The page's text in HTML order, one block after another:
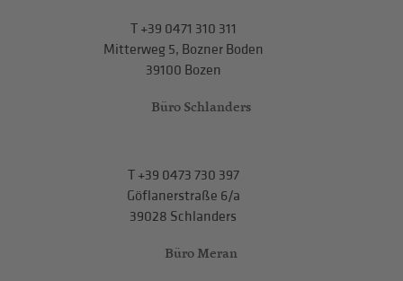
T+39 0471 310 311
Mitterweg 5, Bozner Boden
39100 Bozen
Büro Schlanders
T+39 0473 730 397
Göflanerstraße 6/a
39028 Schlanders
Büro Meran